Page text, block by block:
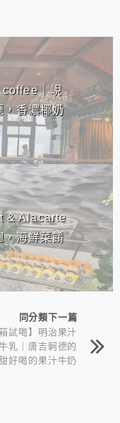
coffee｜峴
，香濃椰奶
& Alacarte
，海鮮菜餚
同分類下一篇
箱試喝】明治果汁
乳｜唐吉軻德的
好喝的果汁牛奶